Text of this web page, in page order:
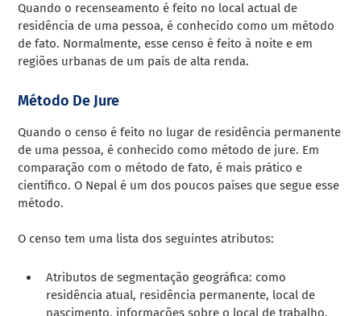
Quando o recenseamento é feito no local actual de
residência de uma pessoa, é conhecido como um método
de fato. Normalmente, esse censo é feito à noite e em
regiões urbanas de um país de alta renda.
Método De Jure
Quando o censo é feito no lugar de residência permanente
de uma pessoa, é conhecido como método de jure. Em
comparação com o método de fato, é mais prático e
científico. O Nepal é um dos poucos países que segue esse
método.
O censo tem uma lista dos seguintes atributos:
Atributos de segmentação geográfica: como
residência atual, residência permanente, local de
nascimento, informações sobre o local de trabalho,